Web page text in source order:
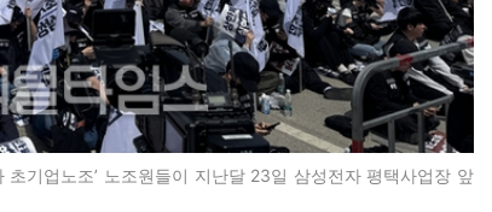
기업노조’ 노조원들이 지난달 23일 삼성전자 평택사업장 앞